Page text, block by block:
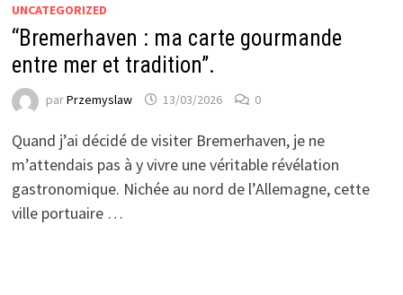
UNCATEGORIZED
“Bremerhaven : ma carte gourmande
entre mer et tradition”.
parPrzemyslaw 13/03/2026 0
Quand j’ai décidé de visiter Bremerhaven, je ne
m’attendais pas à y vivre une véritable révélation
gastronomique. Nichée au nord de l’Allemagne, cette
ville portuaire …